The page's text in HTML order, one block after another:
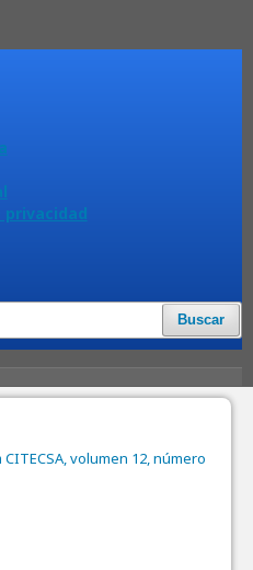
privacidad
Buscar
CITECSA, volumen 12, número